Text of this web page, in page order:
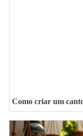
Como criar um